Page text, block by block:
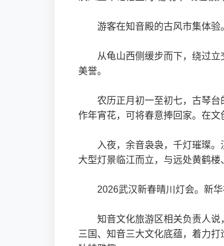
游客在知音殿的古风市集体
从龟山西侧缓步而下，绕过立
美誉。
农历正月初一至初七，古琴
作年宵花，可将春意捧回家。在
入夜，余音袅袅，千灯璀璨。
大型灯景临江而立，与远处黄鹤
2026武汉新春晴川灯会。新
知音文化旅游区相关负责人说
三国、知音三大文化底蕴，着力